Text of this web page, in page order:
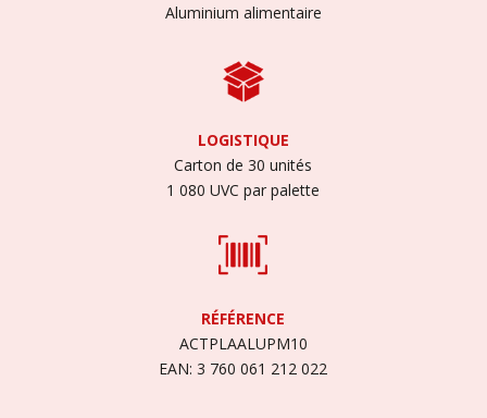
Aluminium alimentaire
LOGISTIQUE
Carton de 30 unités
1 080 UVC par palette
RÉFÉRENCE
ACTPLAALUPM10
EAN: 3 760 061 212 022